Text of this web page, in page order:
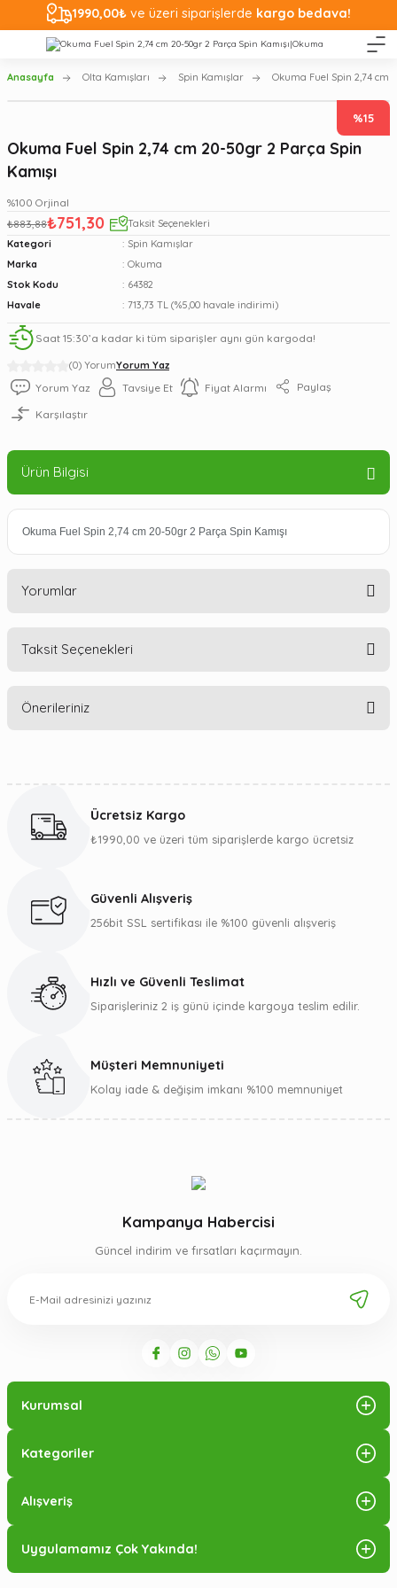
1990,00₺ ve üzeri siparişlerde kargo bedava!
Anasayfa Olta Kamışları Spin Kamışlar Okuma Fuel Spin 2,74 cm
%15
(0) YorumYorum Yaz
Okuma Fuel Spin 2,74 cm 20-50gr 2 Parça Spin
Kamışı
%100 Orjinal
₺883,88₺751,30
Taksit Seçenekleri
Kategori
Spin Kamışlar
Marka
Okuma
Stok Kodu
64382
Havale
713,73 TL (%5,00 havale indirimi)
Saat 15:30’a kadar ki tüm siparişler aynı gün kargoda!
Yorum Yaz Tavsiye Et Fiyat Alarmı Paylaş
Karşılaştır
Ürün Bilgisi
Okuma Fuel Spin 2,74 cm 20-50gr 2 Parça Spin Kamışı
Yorumlar
Taksit Seçenekleri
Önerileriniz
Görüş ve önerileriniz için teşekkür ederiz.
Ürün bilgilerinde hatalar bulunuyor.
Gönder
Ücretsiz Kargo
₺1990,00 ve üzeri tüm siparişlerde kargo ücretsiz
Güvenli Alışveriş
256bit SSL sertifikası ile %100 güvenli alışveriş
Hızlı ve Güvenli Teslimat
Siparişleriniz 2 iş günü içinde kargoya teslim edilir.
Müşteri Memnuniyeti
Kolay iade & değişim imkanı %100 memnuniyet
Kampanya Habercisi
Güncel indirim ve fırsatları kaçırmayın.
Kurumsal
Kategoriler
Alışveriş
Uygulamamız Çok Yakında!